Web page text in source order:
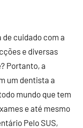
de cuidado com a
e diversas
Portanto, a
um dentista a
mundo que tem
e até mesmo
Pelo SUS,